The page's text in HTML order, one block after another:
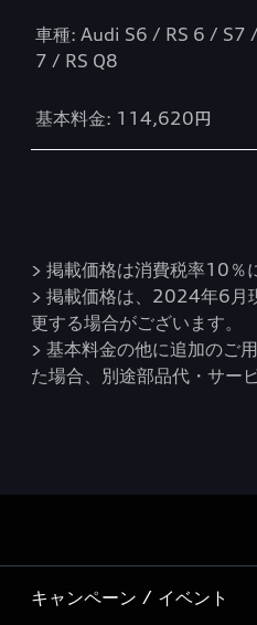
車種: Audi S6 / RS 6 /
7 / RS Q8
基本料金: 114,620円
> 掲載価格は消費税率10％
> 掲載価格は、2024年6月
更する場合がございます。
> 基本料金の他に追加のご
た場合、別途部品代・サー
キャンペーン / イベント